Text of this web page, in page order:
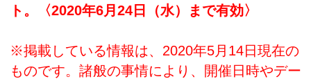
ト。〈2020年6月24日（水）まで有効〉
※掲載している情報は、2020年5月14日現在の
ものです。諸般の事情により、開催日時やデー